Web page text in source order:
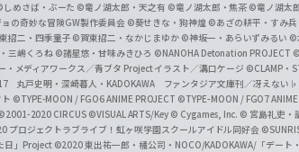
l
めさば・ぶーた ©竜ノ湖太郎・天之有 ©竜ノ湖太郎・焦茶 ©竜ノ湖太
の奇妙な冒険GW製作委員会 ©葵せきな・狗神煌 ©あざの耕平・すみ
招二・四季童子 ©賀東招二・なかじまゆか ©神坂一・あらいずみるい ©
三嶋くろね ©諸星悠・甘味みきひろ ©NANOHA Detonation PROJECT
メディアワークス／青ブタ Project イラスト／溝口ケージ ©CLAMP・
丸戸史明・深崎暮人・KADOKAWA ファンタジア文庫刊／冴えない♭
©TYPE-MOON / FGO6 ANIME PROJECT ©TYPE-MOON / FGO7
2020 CIRCUS ©VISUAL ARTS/Key © Cygames, Inc. © 宮島礼吏・
プロジェクトラブライブ！虹ヶ咲学園スクールアイドル同好会
日」Project ©2020 東出祐一郎・橘公司・NOCO/KADOKAWA/「デート